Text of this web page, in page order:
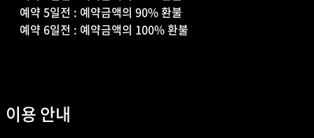
예약 5일전 : 예약금액의 90% 환불
​​​​​​​​​​​​​​ 예약 6일전 : 예약금액의 100% 환불
이용 안내